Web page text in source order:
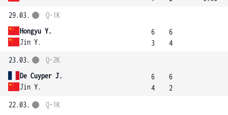
29.03.
Hongyu Y.
Jin Y.
Q-1K
6
3
6
4
23.03.
De Cuyper J.
Jin Y.
Q-2K
6
4
6
2
22.03.
Q-1K